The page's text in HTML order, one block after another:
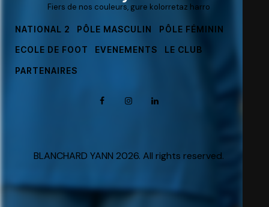
Fiers de nos couleurs, gure kolorretaz harro
NATIONAL 2 PÔLE MASCULIN PÔLE FÉMININ
ECOLE DE FOOT EVENEMENTS LE CLUB
PARTENAIRES
BLANCHARD YANN 2026. All rights reserved.